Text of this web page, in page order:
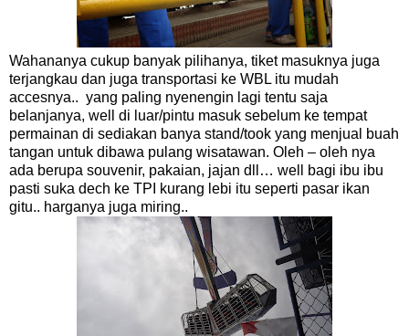
Wahananya cukup banyak pilihanya, tiket masuknya juga
terjangkau dan juga transportasi ke WBL itu mudah
accesnya.. yang paling nyenengin lagi tentu saja
belanjanya, well di luar/pintu masuk sebelum ke tempat
permainan di sediakan banya stand/took yang menjual buah
tangan untuk dibawa pulang wisatawan. Oleh – oleh nya
ada berupa souvenir, pakaian, jajan dll… well bagi ibu ibu
pasti suka dech ke TPI kurang lebi itu seperti pasar ikan
gitu.. harganya juga miring..